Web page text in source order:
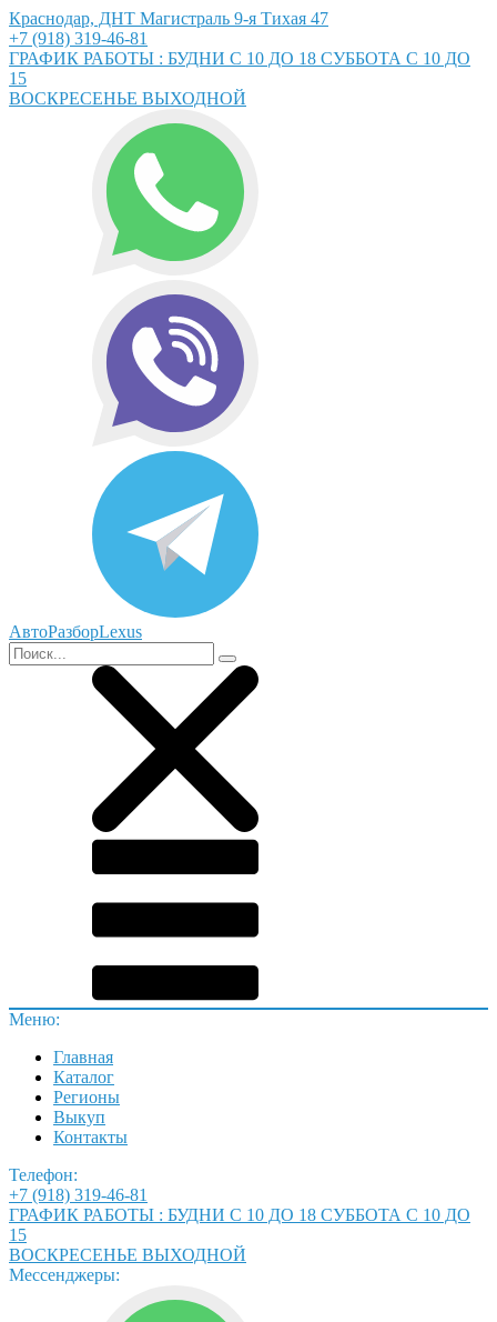
Краснодар, ДНТ Магистраль 9-я Тихая 47
+7 (918) 319-46-81
ГРАФИК РАБОТЫ : БУДНИ С 10 ДО 18 СУББОТА С 10 ДО
15
ВОСКРЕСЕНЬЕ ВЫХОДНОЙ
АвтоРазборLexus
Меню:
Главная
Каталог
Регионы
Выкуп
Контакты
Телефон:
+7 (918) 319-46-81
ГРАФИК РАБОТЫ : БУДНИ С 10 ДО 18 СУББОТА С 10 ДО
15
ВОСКРЕСЕНЬЕ ВЫХОДНОЙ
Мессенджеры: